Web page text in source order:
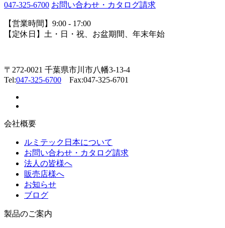
047-325-6700 お問い合わせ・カタログ請求
【営業時間】9:00 - 17:00
【定休日】土・日・祝、お盆期間、年末年始
〒272-0021 千葉県市川市八幡3-13-4
Tel:047-325-6700 Fax:047-325-6701
会社概要
ルミテック日本について
お問い合わせ・カタログ請求
法人の皆様へ
販売店様へ
お知らせ
ブログ
製品のご案内